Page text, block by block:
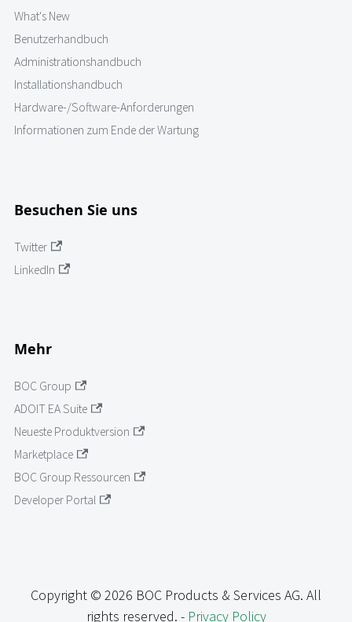
What's New
Benutzerhandbuch
Administrationshandbuch
Installationshandbuch
Hardware-/Software-Anforderungen
Informationen zum Ende der Wartung
Besuchen Sie uns
Twitter
LinkedIn
Mehr
BOC Group
ADOIT EA Suite
Neueste Produktversion
Marketplace
BOC Group Ressourcen
Developer Portal
Copyright © 2026 BOC Products & Services AG. All
rights reserved. - Privacy Policy